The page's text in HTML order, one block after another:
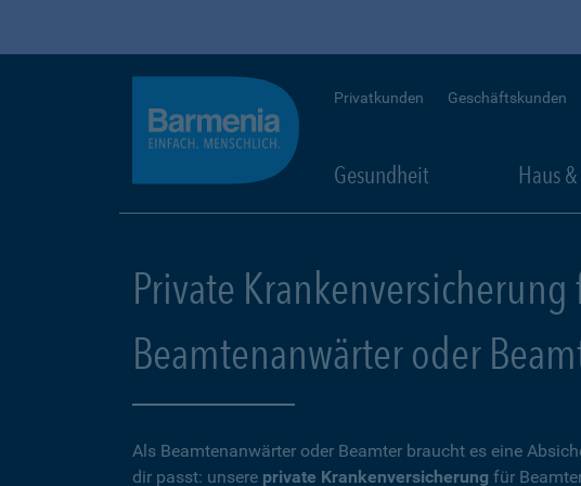
Privatkunden Geschäftskunden
Gesundheit Haus
Private Krankenversicherung
Beamtenanwärter oder
Als Beamtenanwärter oder Beamter braucht es eine
dir passt: unsere private Krankenversicherung für